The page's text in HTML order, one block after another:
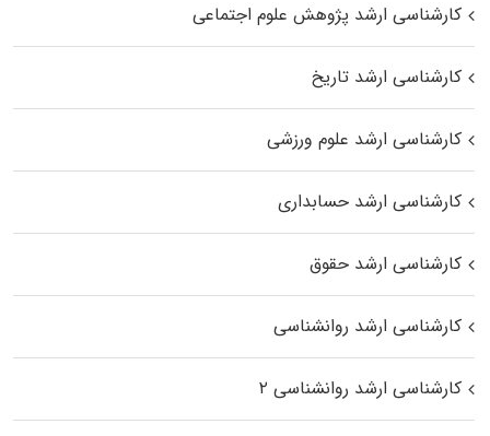
کارشناسی ارشد پژوهش علوم اجتماعی
کارشناسی ارشد تاریخ
کارشناسی ارشد علوم ورزشی
کارشناسی ارشد حسابداری
کارشناسی ارشد حقوق
کارشناسی ارشد روانشناسی
کارشناسی ارشد روانشناسی ۲